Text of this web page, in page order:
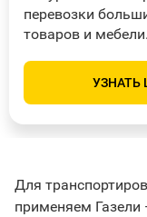
перевозки
товаров и мебели.
УЗНАТЬ
Для
применяем Газели